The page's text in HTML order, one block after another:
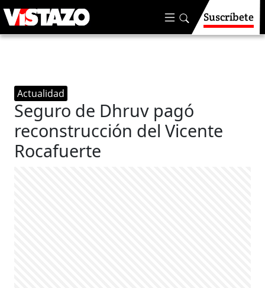
Suscríbete
Actualidad
Seguro de Dhruv pagó
reconstrucción del Vicente
Rocafuerte